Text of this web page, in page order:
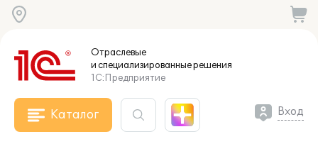
Отраслевые
и специализированныерешения
1С:Предприятие
Каталог Вход